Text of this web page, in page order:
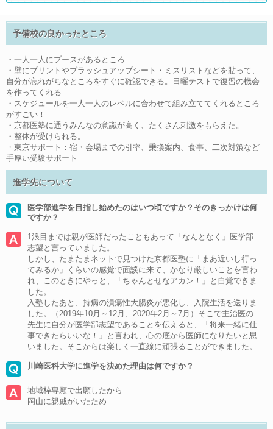
予備校の良かったところ
・一人一人にブースがあるところ
・壁にプリントやブラッシュアップシート・ミスリストなどを貼って、
自分が忘れがちなところをすぐに確認できる。日曜テストで復習の機会
を作ってくれる
・スケジュールを一人一人のレベルに合わせて組み立ててくれるところ
がすごい！
・京都医塾に通うみんなの意識が高く、たくさん刺激をもらえた。
・整体が受けられる。
・東京サポート：宿・会場までの引率、乗換案内、食事、二次対策など
手厚い受験サポート
進学先について
医学部進学を目指し始めたのはいつ頃ですか？そのきっかけは何
ですか？
1浪目までは親が医師だったこともあって「なんとなく」医学部
志望と言っていました。
しかし、たまたまネットで見つけた京都医塾に「まあ近いし行っ
てみるか」くらいの感覚で面談に来て、かなり厳しいことを言わ
れ、このときにやっと、「ちゃんとせなアカン！」と自覚できま
した。
入塾したあと、持病の潰瘍性大腸炎が悪化し、入院生活を送りま
した。（2019年10月～12月、2020年2月～7月）そこで主治医の
先生に自分が医学部志望であることを伝えると、「将来一緒に仕
事できたらいいな！」と言われ、心の底から医師になりたいと思
いました。そこからは楽しく一直線に頑張ることができました。
川崎医科大学に進学を決めた理由は何ですか？
地域枠専願で出願したから
岡山に親戚がいたため